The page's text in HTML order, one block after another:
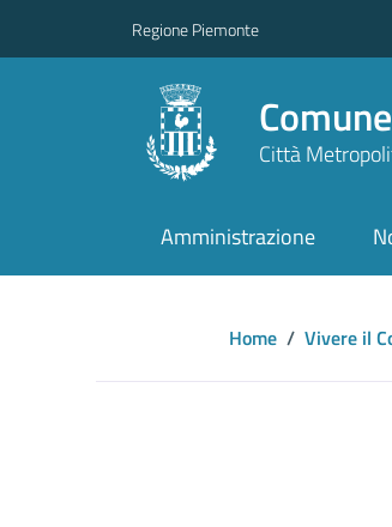
Regione Piemonte
Città
Amministrazione
Home / Vivere il